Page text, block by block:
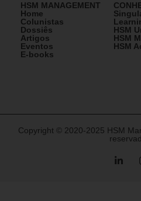
HSM MANAGEMENT
Home
Colunistas
Dossiês
Artigos
Eventos
E-books
HSM
HSM
HSM
Copyright © 2020-2025 HSM